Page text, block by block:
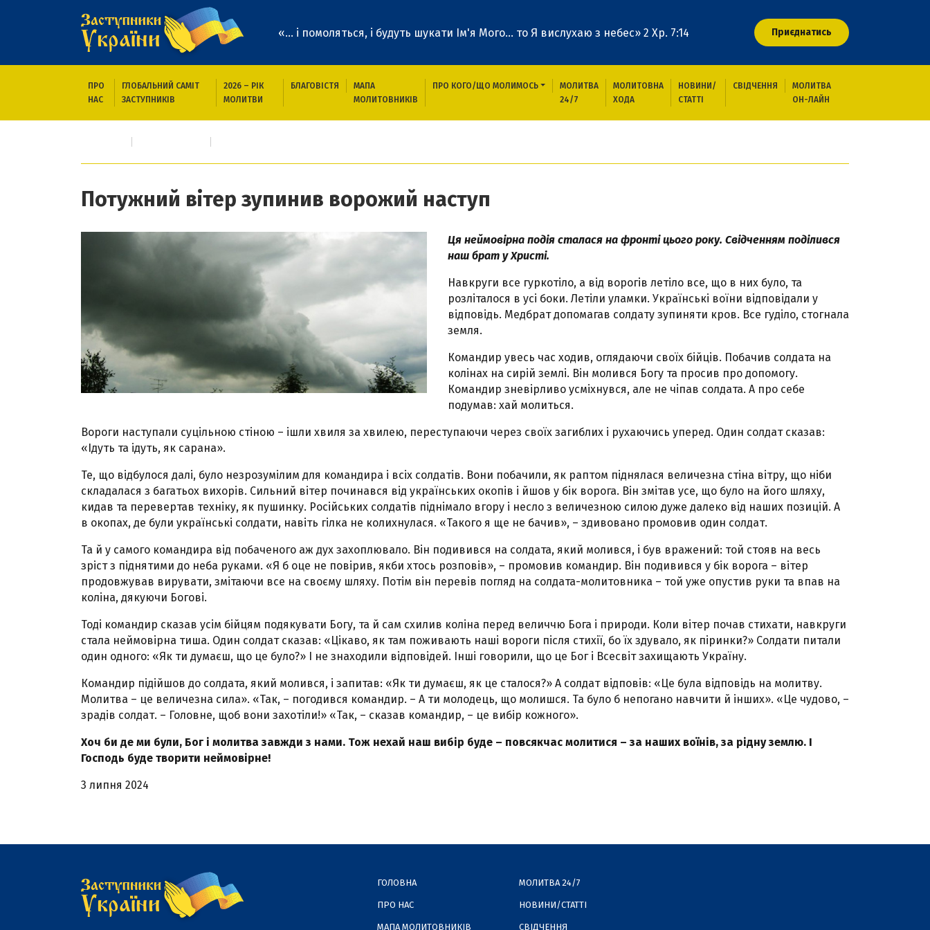
«... і помоляться, і будуть шукати Ім'я Мого... то Я вислухаю з небес» 2 Хр. 7:14 Приєднатись
ПРО
НАС
ГЛОБАЛЬНИЙ САМІТ
ЗАСТУПНИКІВ
2026 – РІК
МОЛИТВИ
БЛАГОВІСТЯ
МАПА
МОЛИТОВНИКІВ
ПРО КОГО/ЩО МОЛИМОСЬ
МОЛИТВА
24/7
МОЛИТОВНА
ХОДА
НОВИНИ/
СТАТТІ
СВІДЧЕННЯ
МОЛИТВА
ОН-ЛАЙН
Потужний вітер зупинив ворожий наступ
Ця неймовірна подія сталася на фронті цього року. Свідченням поділився
наш брат у Христі.
Навкруги все гуркотіло, а від ворогів летіло все, що в них було, та
розліталося в усі боки. Летіли уламки. Українські воїни відповідали у
відповідь. Медбрат допомагав солдату зупиняти кров. Все гуділо, стогнала
земля.
Командир увесь час ходив, оглядаючи своїх бійців. Побачив солдата на
колінах на сирій землі. Він молився Богу та просив про допомогу.
Командир зневірливо усміхнувся, але не чіпав солдата. А про себе
подумав: хай молиться.
Вороги наступали суцільною стіною – ішли хвиля за хвилею, переступаючи через своїх загиблих і рухаючись уперед. Один солдат сказав:
«Ідуть та ідуть, як сарана».
Те, що відбулося далі, було незрозумілим для командира і всіх солдатів. Вони побачили, як раптом піднялася величезна стіна вітру, що ніби
складалася з багатьох вихорів. Сильний вітер починався від українських окопів і йшов у бік ворога. Він змітав усе, що було на його шляху,
кидав та перевертав техніку, як пушинку. Російських солдатів піднімало вгору і несло з величезною силою дуже далеко від наших позицій. А
в окопах, де були українські солдати, навіть гілка не колихнулася. «Такого я ще не бачив», – здивовано промовив один солдат.
Та й у самого командира від побаченого аж дух захоплювало. Він подивився на солдата, який молився, і був вражений: той стояв на весь
зріст з піднятими до неба руками. «Я б оце не повірив, якби хтось розповів», – промовив командир. Він подивився у бік ворога – вітер
продовжував вирувати, змітаючи все на своєму шляху. Потім він перевів погляд на солдата-молитовника – той уже опустив руки та впав на
коліна, дякуючи Богові.
Тоді командир сказав усім бійцям подякувати Богу, та й сам схилив коліна перед величчю Бога і природи. Коли вітер почав стихати, навкруги
стала неймовірна тиша. Один солдат сказав: «Цікаво, як там поживають наші вороги після стихії, бо їх здувало, як піринки?» Солдати питали
один одного: «Як ти думаєш, що це було?» І не знаходили відповідей. Інші говорили, що це Бог і Всесвіт захищають Україну.
Командир підійшов до солдата, який молився, і запитав: «Як ти думаєш, як це сталося?» А солдат відповів: «Це була відповідь на молитву.
Молитва – це величезна сила». «Так, – погодився командир. – А ти молодець, що молишся. Та було б непогано навчити й інших». «Це чудово, –
зрадів солдат. – Головне, щоб вони захотіли!» «Так, – сказав командир, – це вибір кожного».
Хоч би де ми були, Бог і молитва завжди з нами. Тож нехай наш вибір буде – повсякчас молитися – за наших воїнів, за рідну землю. І
Господь буде творити неймовірне!
3 липня 2024
ГОЛОВНА
ПРО НАС
МАПА МОЛИТОВНИКІВ
МОЛИТВА 24/7
НОВИНИ/СТАТТІ
СВІДЧЕННЯ